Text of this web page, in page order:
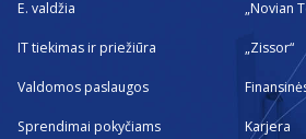
E. valdžia
IT tiekimas ir priežiūra
Valdomos paslaugos
Sprendimai pokyčiams
„Novian
„Zissor“
Karjera